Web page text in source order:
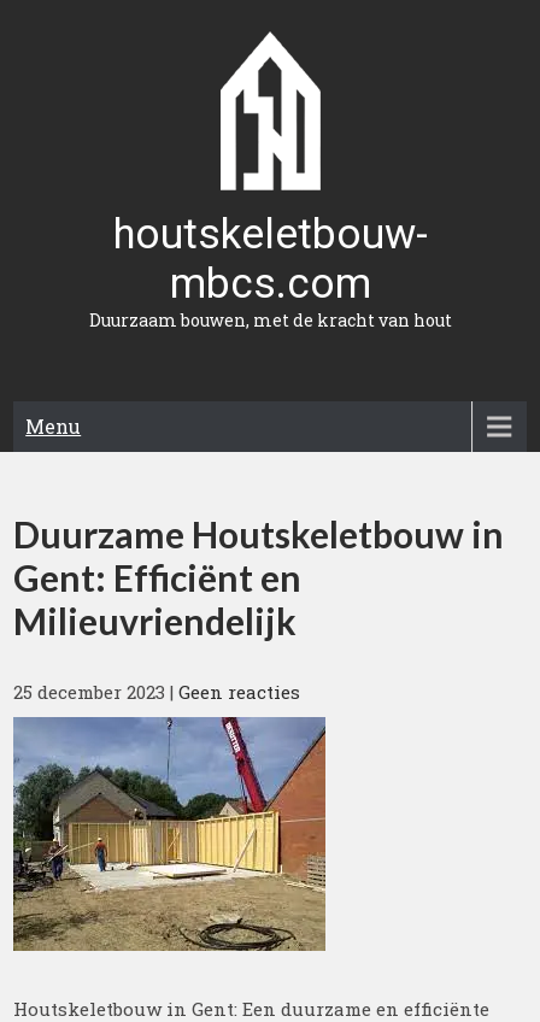
houtskeletbouw-
mbcs.com
Duurzaam bouwen, met de kracht van hout
Menu
Duurzame Houtskeletbouw in
Gent: Efficiënt en
Milieuvriendelijk
25 december 2023 |Geen reacties
Houtskeletbouw in Gent: Een duurzame en efficiënte